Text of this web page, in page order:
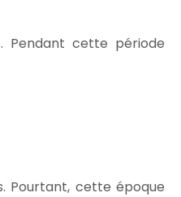
Pendant cette période
Pourtant, cette époque